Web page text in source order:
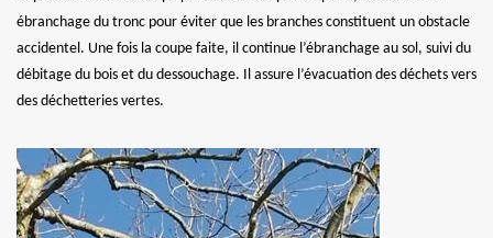
ébranchage du tronc pour éviter que les branches constituent un obstacle
accidentel. Une fois la coupe faite, il continue l’ébranchage au sol, suivi du
débitage du bois et du dessouchage. Il assure l’évacuation des déchets vers
des déchetteries vertes.